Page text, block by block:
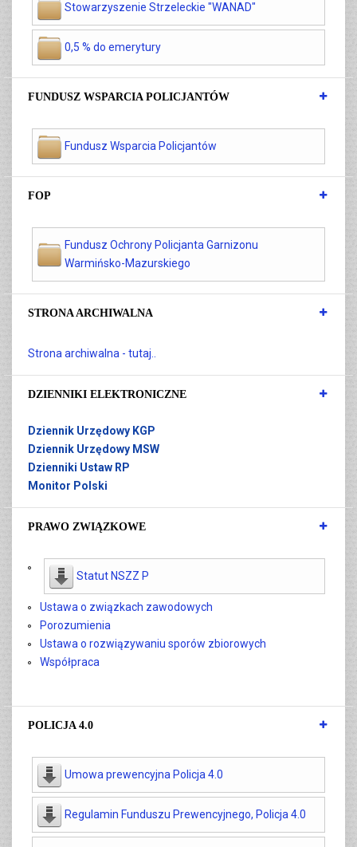
Stowarzyszenie Strzeleckie "WANAD"
0,5 % do emerytury
FUNDUSZ WSPARCIA POLICJANTÓW
Fundusz Wsparcia Policjantów
FOP
Fundusz Ochrony Policjanta Garnizonu
Warmińsko-Mazurskiego
STRONA ARCHIWALNA
Strona archiwalna - tutaj..
DZIENNIKI ELEKTRONICZNE
Dziennik Urzędowy KGP
Dziennik Urzędowy MSW
Dzienniki Ustaw RP
Monitor Polski
PRAWO ZWIĄZKOWE
Statut NSZZ P
Ustawa o związkach zawodowych
Porozumienia
Ustawa o rozwiązywaniu sporów zbiorowych
Współpraca
POLICJA 4.0
Umowa prewencyjna Policja 4.0
Regulamin Funduszu Prewencyjnego, Policja 4.0